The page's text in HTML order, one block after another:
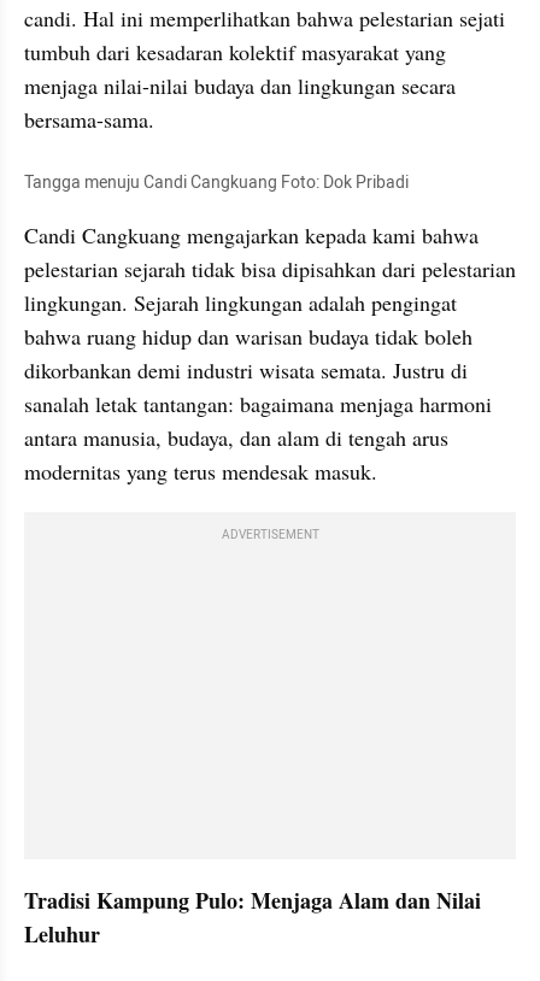
candi. Hal ini memperlihatkan bahwa pelestarian sejati
tumbuh dari kesadaran kolektif masyarakat yang
menjaga nilai-nilai budaya dan lingkungan secara
bersama-sama.
Tangga menuju Candi Cangkuang Foto: Dok Pribadi
Candi Cangkuang mengajarkan kepada kami bahwa
pelestarian sejarah tidak bisa dipisahkan dari pelestarian
lingkungan. Sejarah lingkungan adalah pengingat
bahwa ruang hidup dan warisan budaya tidak boleh
dikorbankan demi industri wisata semata. Justru di
sanalah letak tantangan: bagaimana menjaga harmoni
antara manusia, budaya, dan alam di tengah arus
modernitas yang terus mendesak masuk.
ADVERTISEMENT
Tradisi Kampung Pulo: Menjaga Alam dan Nilai
Leluhur